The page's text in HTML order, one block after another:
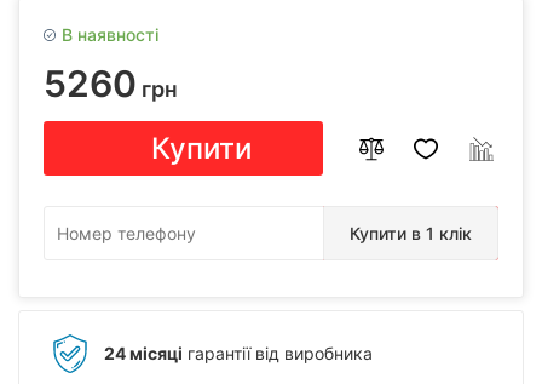
В наявності
5260 грн
Купити
Купити в 1 клік
24 місяці гарантії від виробника